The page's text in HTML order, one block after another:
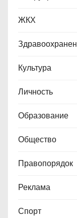
ЖКХ
Культура
Личность
Образование
Общество
Правопорядок
Реклама
Спорт